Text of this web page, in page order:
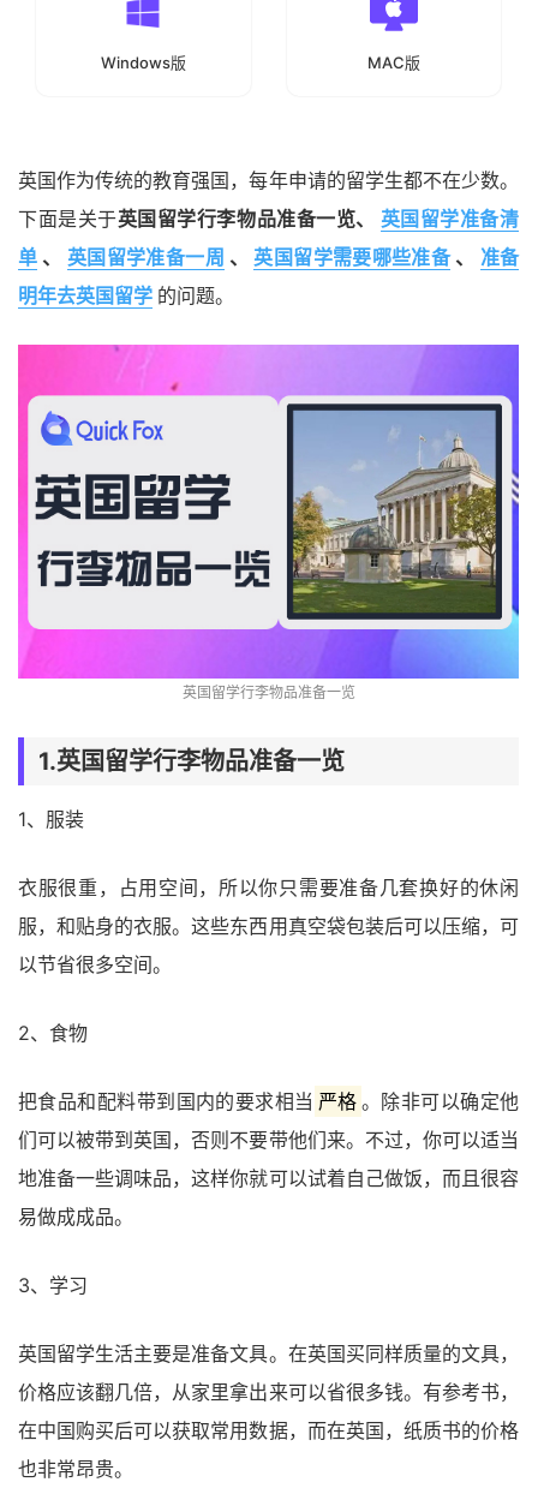
Windows版 MAC版
英国作为传统的教育强国，每年申请的留学生都不在少数。
下面是关于英国留学行李物品准备一览、
英国留学准备清
单 、 英国留学准备一周 、 英国留学需要哪些准备 、
准备
明年去英国留学 的问题。
英国留学行李物品准备一览
1.英国留学行李物品准备一览
1、服装
衣服很重，占用空间，所以你只需要准备几套换好的休闲
服，和贴身的衣服。这些东西用真空袋包装后可以压缩，可
以节省很多空间。
2、食物
把食品和配料带到国内的要求相当 严格 。除非可以确定他
们可以被带到英国，否则不要带他们来。不过，你可以适当
地准备一些调味品，这样你就可以试着自己做饭，而且很容
易做成成品。
3、学习
英国留学生活主要是准备文具。在英国买同样质量的文具，
价格应该翻几倍，从家里拿出来可以省很多钱。有参考书，
在中国购买后可以获取常用数据，而在英国，纸质书的价格
也非常昂贵。